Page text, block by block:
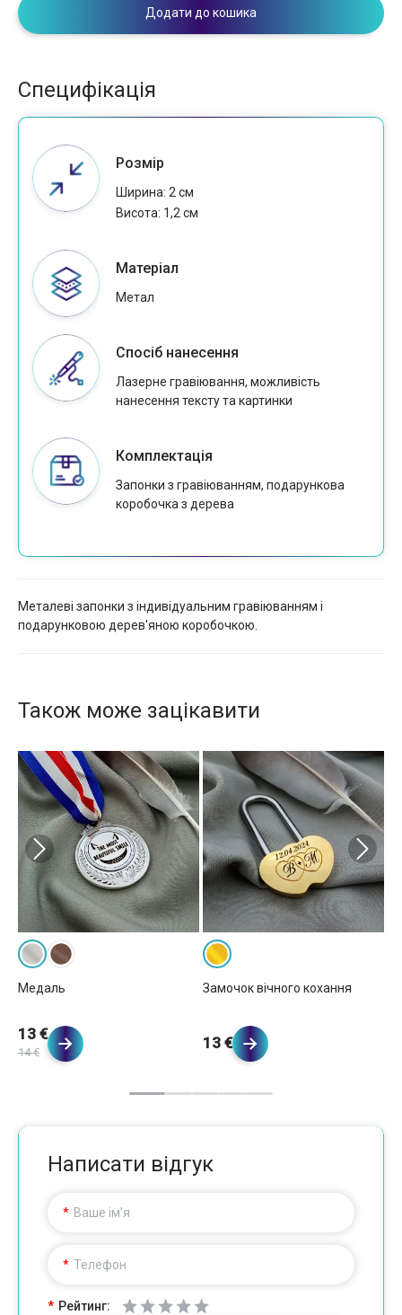
Додати до кошика
Специфікація
Розмір
Ширина: 2 см
Висота: 1,2 см
Матеріал
Метал
Спосіб нанесення
Лазерне гравіювання, можливість
нанесення тексту та картинки
Комплектація
Запонки з гравіюванням, подарункова
коробочка з дерева
Металеві запонки з індивідуальним гравіюванням і
подарунковою дерев'яною коробочкою.
Також може зацікавити
Медаль
13 €
14 €
Замочок вічного кохання
13 €
Написати відгук
Ваше ім’я
Телефон
Рейтинг: